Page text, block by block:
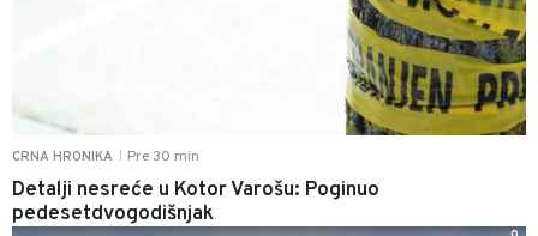
CRNA HRONIKA Pre 30 min
Detalji nesreće u Kotor Varošu: Poginuo
pedesetdvogodišnjak